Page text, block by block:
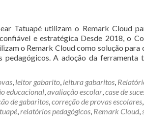
Tatuapé utilizam o Remark Cloud
e estratégica Desde 2018, o
o Remark Cloud como solução para
pedagógicos. A adoção da ferramenta
, leitor gabarito, leitura gabaritos,
educacional,avaliação escolar,case de
de gabaritos,correção de provas escolares,
,relatórios pedagógicos, Remark Cloud,